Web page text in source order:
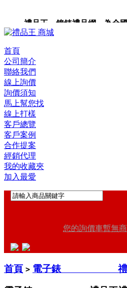
禮品王 鐘錶禮品網 為全國
卡,企業禮品,禮品小物,高級禮
首頁
公司簡介
聯絡我們
線上詢價
詢價須知
馬上幫您找
線上打樣
客戶總覽
客戶案例
合作提案
經銷代理
我的收藏夾
加入最愛
您的詢價車暫無
首頁 > 電子錶 禮品王